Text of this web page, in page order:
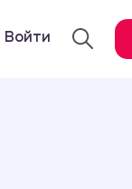
Войти